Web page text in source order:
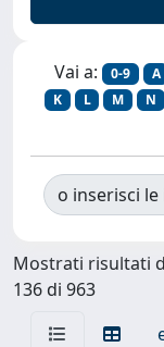
Vai a: 0-9 A
K
L M N
o inserisci le
Mostrati risultati
136 di 963